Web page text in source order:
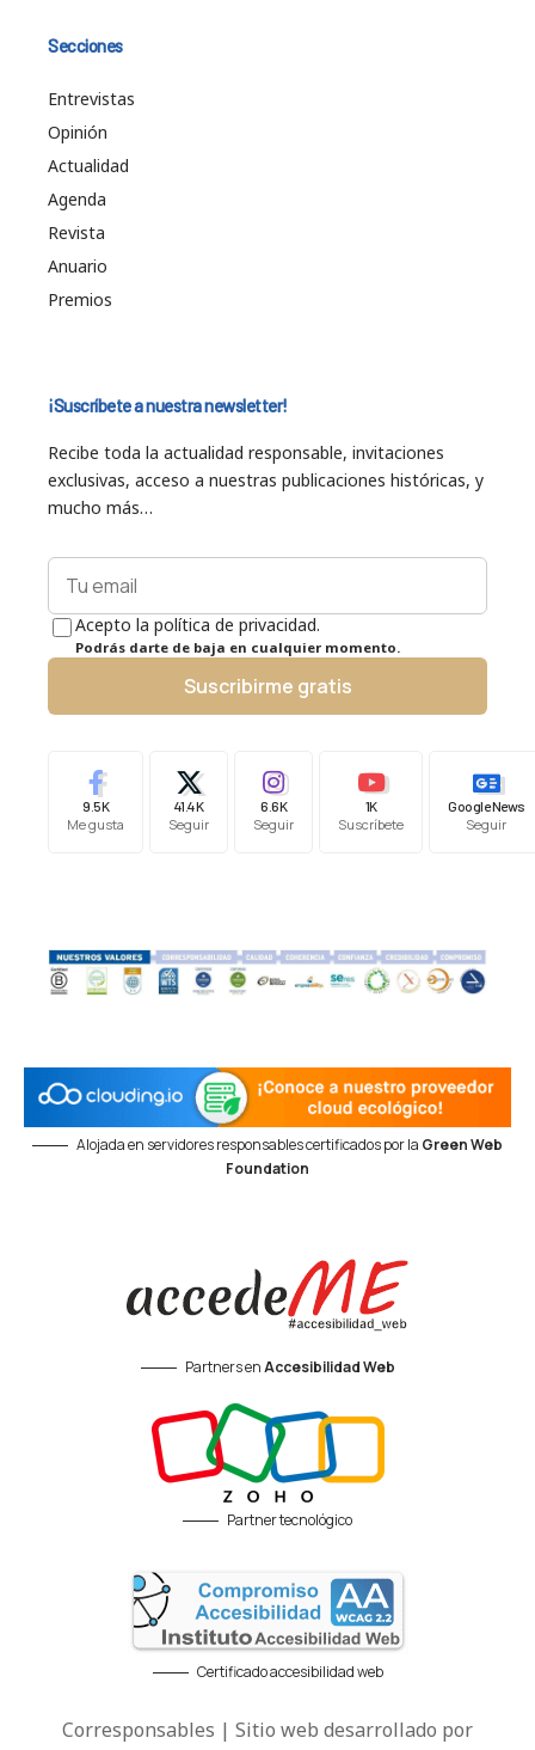
Secciones
Entrevistas
Opinión
Actualidad
Agenda
Revista
Anuario
Premios
¡Suscríbete a nuestra newsletter!
Recibe toda la actualidad responsable, invitaciones
exclusivas, acceso a nuestras publicaciones históricas, y
mucho más…
Acepto la política de privacidad.
Podrás darte de baja en cualquier momento.
Suscribirme gratis
9.5K
Me gusta
41.4K
Seguir
6.6K
Seguir
1K
Suscríbete
Google News
Seguir
Alojada en servidores responsables certificados por la Green Web
Foundation
Partners enAccesibilidad Web
Partner tecnológico
Certificado accesibilidad web
Corresponsables | Sitio web desarrollado por